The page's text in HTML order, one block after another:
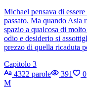
Michael pensava di
passato. Ma quando Asia
spazio a qualcosa di
odio e desiderio si
prezzo di quella ricaduta
Capitolo 3
4322 parole
391 0
M